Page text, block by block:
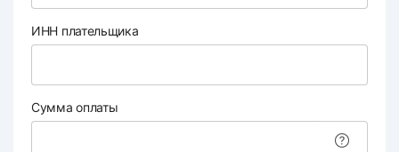
ИНН плательщика
Сумма оплаты